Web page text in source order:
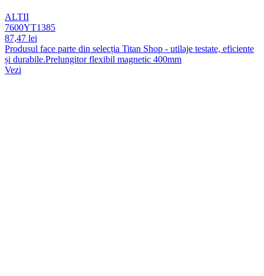
ALTII
7600YT1385
87,47 lei
Produsul face parte din selecția Titan Shop - utilaje testate, eficiente
și durabile.Prelungitor flexibil magnetic 400mm
Vezi